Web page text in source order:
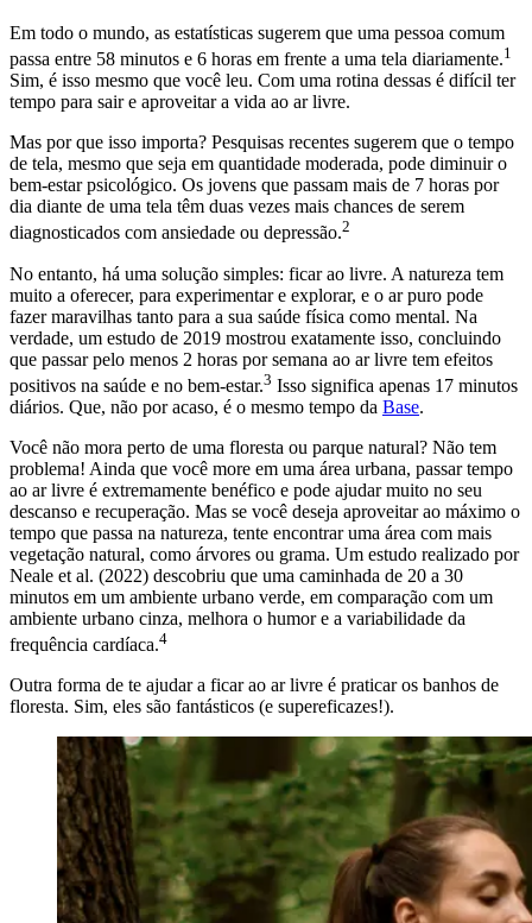
Em todo o mundo, as estatísticas sugerem que uma pessoa comum
passa entre 58 minutos e 6 horas em frente a uma tela diariamente.1
Sim, é isso mesmo que você leu. Com uma rotina dessas é difícil ter
tempo para sair e aproveitar a vida ao ar livre.
Mas por que isso importa? Pesquisas recentes sugerem que o tempo
de tela, mesmo que seja em quantidade moderada, pode diminuir o
bem-estar psicológico. Os jovens que passam mais de 7 horas por
dia diante de uma tela têm duas vezes mais chances de serem
diagnosticados com ansiedade ou depressão.2
No entanto, há uma solução simples: ficar ao livre. A natureza tem
muito a oferecer, para experimentar e explorar, e o ar puro pode
fazer maravilhas tanto para a sua saúde física como mental. Na
verdade, um estudo de 2019 mostrou exatamente isso, concluindo
que passar pelo menos 2 horas por semana ao ar livre tem efeitos
positivos na saúde e no bem-estar.3 Isso significa apenas 17 minutos
diários. Que, não por acaso, é o mesmo tempo da Base.
Você não mora perto de uma floresta ou parque natural? Não tem
problema! Ainda que você more em uma área urbana, passar tempo
ao ar livre é extremamente benéfico e pode ajudar muito no seu
descanso e recuperação. Mas se você deseja aproveitar ao máximo o
tempo que passa na natureza, tente encontrar uma área com mais
vegetação natural, como árvores ou grama. Um estudo realizado por
Neale et al. (2022) descobriu que uma caminhada de 20 a 30
minutos em um ambiente urbano verde, em comparação com um
ambiente urbano cinza, melhora o humor e a variabilidade da
frequência cardíaca.4
Outra forma de te ajudar a ficar ao ar livre é praticar os banhos de
floresta. Sim, eles são fantásticos (e supereficazes!).